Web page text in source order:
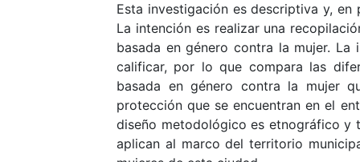
Esta investigación es descriptiva y,
La intención es realizar una
basada en género contra la mujer.
calificar, por lo que compara las
basada en género contra la mujer
protección que se encuentran en el
diseño metodológico es etnográfico y
aplican al marco del territorio